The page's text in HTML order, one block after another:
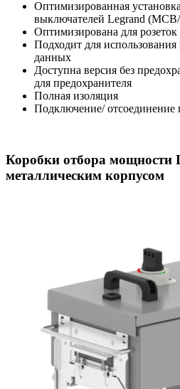
Оптимизированная
выключателей Legrand
Оптимизирована для
Подходит для использования
данных
Доступна версия без
для предохранителя
Полная изоляция
Подключение/ отсоединение
Коробки отбора мощности
металлическим корпусом